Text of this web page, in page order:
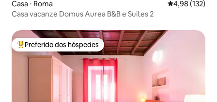
Casa ⋅ Roma 4,98 de uma
4,98 (132)
Casa vacanze Domus Aurea B&B e Suites 2
Entre os melhores preferidos dos hóspedes
Preferido dos hóspedes